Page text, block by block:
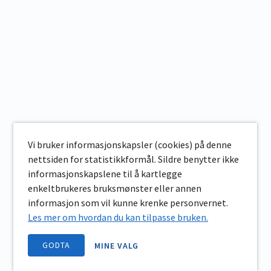
Vi bruker informasjonskapsler (cookies) på denne
nettsiden for statistikkformål. Sildre benytter ikke
informasjonskapslene til å kartlegge
enkeltbrukeres bruksmønster eller annen
informasjon som vil kunne krenke personvernet.
Les mer om hvordan du kan tilpasse bruken.
GODTA MINE VALG